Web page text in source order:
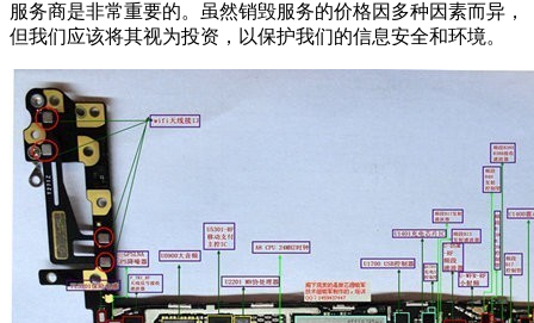
服务商是非常重要的。虽然销毁服务的价格因多种因素而异，
但我们应该将其视为投资，以保护我们的信息安全和环境。